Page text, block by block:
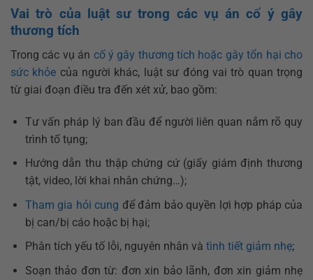
Vai trò của luật sư trong các vụ án cố ý gây
thương tích
Trong các vụ án cố ý gây thương tích hoặc gây tổn hại cho
sức khỏe của người khác, luật sư đóng vai trò quan trọng
từ giai đoạn điều tra đến xét xử, bao gồm:
Tư vấn pháp lý ban đầu để người liên quan nắm rõ quy
trình tố tụng;
Hướng dẫn thu thập chứng cứ (giấy giám định thương
tật, video, lời khai nhân chứng…);
Tham gia hỏi cung để đảm bảo quyền lợi hợp pháp của
bị can/bị cáo hoặc bị hại;
Phân tích yếu tố lỗi, nguyên nhân và tình tiết giảm nhẹ;
Soạn thảo đơn từ: đơn xin bảo lãnh, đơn xin giảm nhẹ